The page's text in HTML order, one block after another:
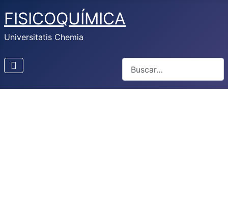
FISICOQUÍMICA
Universitatis Chemia